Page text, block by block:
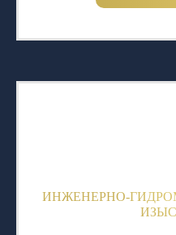
ИНЖЕНЕРНО-